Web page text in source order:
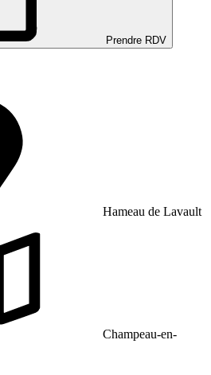
Prendre RDV
Hameau de Lavault
Champeau-en-